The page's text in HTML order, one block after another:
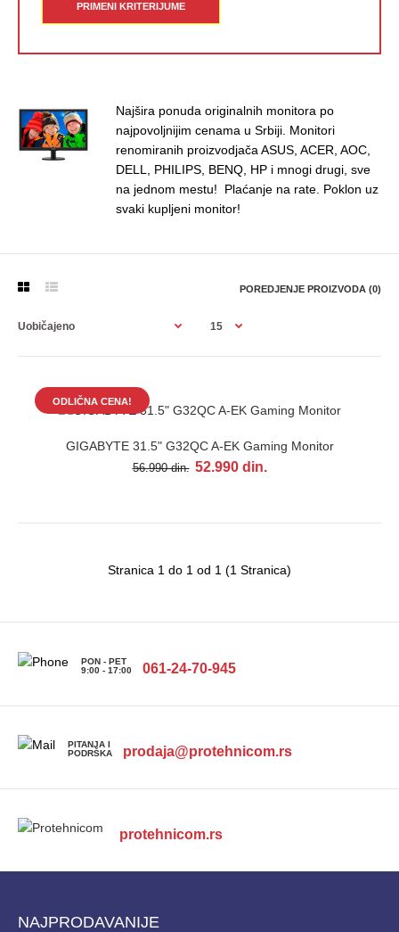
PRIMENI KRITERIJUME
Najšira ponuda originalnih monitora po
najpovoljnijim cenama u Srbiji. Monitori
renomiranih proizvodjača ASUS, ACER, AOC,
DELL, PHILIPS, BENQ, HP i mnogi drugi, sve
na jednom mestu! Plaćanje na rate. Poklon uz
svaki kupljeni monitor!
POREDJENJE PROIZVODA (0)
56.990 din. 52.990 din.
ekrana TFT L..
ODLIČNA CENA!
GIGABYTE 31.5" G32QC A-EK Gaming Monitor
56.990 din. 52.990 din.
Stranica 1 do 1 od 1 (1 Stranica)
PON - PET
9:00 - 17:00
061-24-70-945
PITANJA I
PODRŠKA
prodaja@protehnicom.rs
protehnicom.rs
NAJPRODAVANIJE